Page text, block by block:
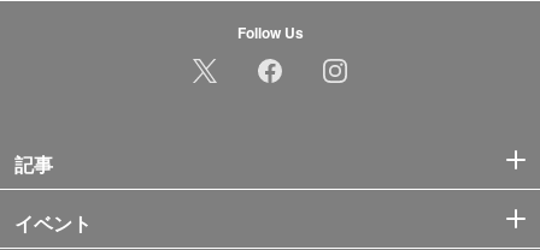
Follow Us
記事
イベント